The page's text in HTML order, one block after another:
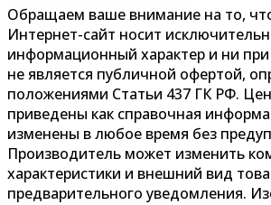
Обращаем ваше внимание на то,
Интернет-сайт носит
информационный характер и ни при
не является публичной офертой,
положениями Статьи 437 ГК РФ.
приведены как справочная
изменены в любое время без
Производитель может изменить
характеристики и внешний вид
предварительного уведомления.